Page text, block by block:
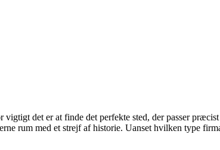
det er at finde det perfekte sted, der passer
rum med et strejf af historie. Uanset hvilken type